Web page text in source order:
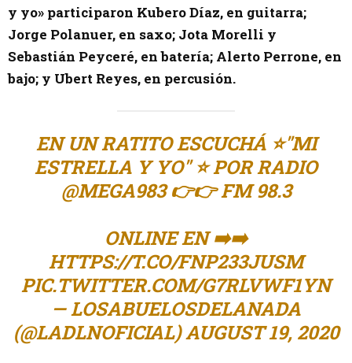
y yo» participaron Kubero Díaz, en guitarra;
Jorge Polanuer, en saxo; Jota Morelli y
Sebastián Peyceré, en batería; Alerto Perrone, en
bajo; y Ubert Reyes, en percusión.
EN UN RATITO ESCUCHÁ ⭐"MI
ESTRELLA Y YO" ⭐ POR RADIO
@MEGA983👉👉 FM 98.3
ONLINE EN ➡️➡️
HTTPS://T.CO/FNP233JUSM
PIC.TWITTER.COM/G7RLVWF1YN
— LOSABUELOSDELANADA
(@LADLNOFICIAL)AUGUST 19, 2020